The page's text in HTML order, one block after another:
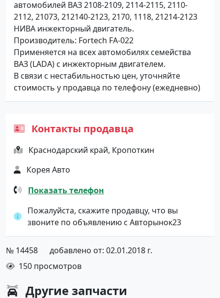
автомобилей ВАЗ 2108-2109, 2114-2115, 2110-
2112, 21073, 212140-2123, 2170, 1118, 21214-2123
НИВА инжекторный двигатель.
Производитель: Fortech FA-022
Применяется на всех автомобилях семейства
ВАЗ (LADA) с инжекторным двигателем.
В связи с нестабильностью цен, уточняйте
стоимость у продавца по телефону (ежедневно)
Контакты продавца
Краснодарский край, Кропоткин
Корея Авто
Показать телефон
Пожалуйста, скажите продавцу, что вы
звоните по объявлению с Авторынок23
№ 14458
добавлено от: 02.01.2018 г.
150 просмотров
Другие запчасти